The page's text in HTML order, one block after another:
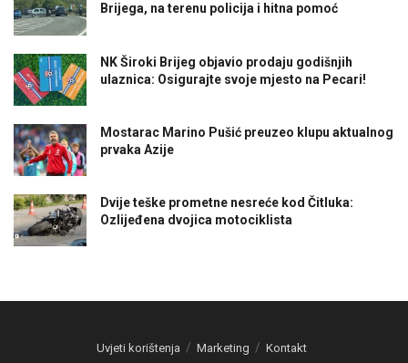
Brijega, na terenu policija i hitna pomoć
NK Široki Brijeg objavio prodaju godišnjih
ulaznica: Osigurajte svoje mjesto na Pecari!
Mostarac Marino Pušić preuzeo klupu aktualnog
prvaka Azije
Dvije teške prometne nesreće kod Čitluka:
Ozlijeđena dvojica motociklista
Uvjeti korištenja Marketing Kontakt